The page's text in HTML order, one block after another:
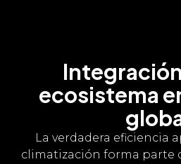
ecosistema
La verdadera eficiencia
climatización forma parte